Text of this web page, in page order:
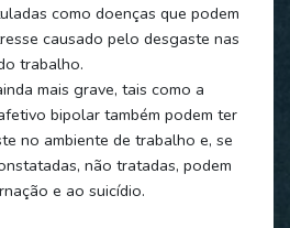
como doenças que podem
causado pelo desgaste nas
trabalho.
mais grave, tais como a
bipolar também podem ter
no ambiente de trabalho e, se
não tratadas, podem
e ao suicídio.